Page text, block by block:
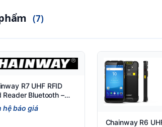
(7)
R7 UHF RFID
Reader Bluetooth –
RFID cầm tay
hệ báo giá
Chainway R6